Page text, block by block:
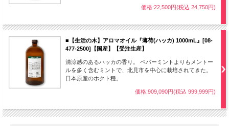
価格:22,500円(税込 24,750円)
■【生活の木】アロマオイル『薄荷(ハッカ) 1000mL』[08-
477-2500]【国産】【受注生産】
清涼感のあるハッカの香り。 ペパーミントよりもメントー
ルを多く含むミントで、北見市を中心に栽培されてきた。
日本原産のホクト種。
価格:909,090円(税込 999,999円)